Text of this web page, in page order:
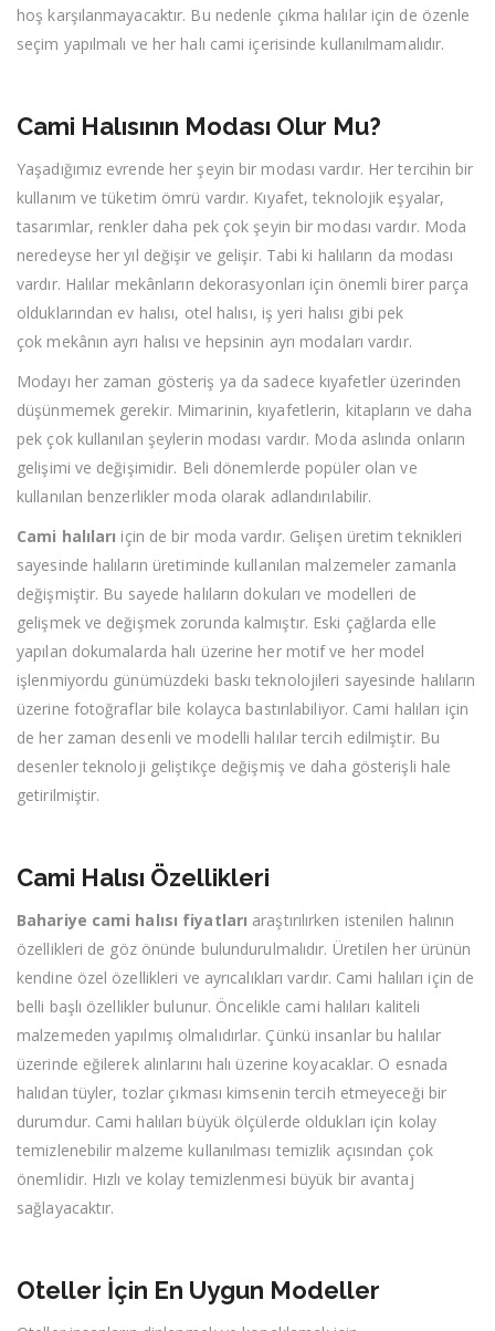
hoş karşılanmayacaktır. Bu nedenle çıkma halılar için de özenle
seçim yapılmalı ve her halı cami içerisinde kullanılmamalıdır.
Cami Halısının Modası Olur Mu?
Yaşadığımız evrende her şeyin bir modası vardır. Her tercihin bir
kullanım ve tüketim ömrü vardır. Kıyafet, teknolojik eşyalar,
tasarımlar, renkler daha pek çok şeyin bir modası vardır. Moda
neredeyse her yıl değişir ve gelişir. Tabi ki halıların da modası
vardır. Halılar mekânların dekorasyonları için önemli birer parça
olduklarından ev halısı, otel halısı, iş yeri halısı gibi pek
çok mekânın ayrı halısı ve hepsinin ayrı modaları vardır.
Modayı her zaman gösteriş ya da sadece kıyafetler üzerinden
düşünmemek gerekir. Mimarinin, kıyafetlerin, kitapların ve daha
pek çok kullanılan şeylerin modası vardır. Moda aslında onların
gelişimi ve değişimidir. Beli dönemlerde popüler olan ve
kullanılan benzerlikler moda olarak adlandırılabilir.
Cami halıları için de bir moda vardır. Gelişen üretim teknikleri
sayesinde halıların üretiminde kullanılan malzemeler zamanla
değişmiştir. Bu sayede halıların dokuları ve modelleri de
gelişmek ve değişmek zorunda kalmıştır. Eski çağlarda elle
yapılan dokumalarda halı üzerine her motif ve her model
işlenmiyordu günümüzdeki baskı teknolojileri sayesinde halıların
üzerine fotoğraflar bile kolayca bastırılabiliyor. Cami halıları için
de her zaman desenli ve modelli halılar tercih edilmiştir. Bu
desenler teknoloji geliştikçe değişmiş ve daha gösterişli hale
getirilmiştir.
Cami Halısı Özellikleri
Bahariye cami halısı fiyatları araştırılırken istenilen halının
özellikleri de göz önünde bulundurulmalıdır. Üretilen her ürünün
kendine özel özellikleri ve ayrıcalıkları vardır. Cami halıları için de
belli başlı özellikler bulunur. Öncelikle cami halıları kaliteli
malzemeden yapılmış olmalıdırlar. Çünkü insanlar bu halılar
üzerinde eğilerek alınlarını halı üzerine koyacaklar. O esnada
halıdan tüyler, tozlar çıkması kimsenin tercih etmeyeceği bir
durumdur. Cami halıları büyük ölçülerde oldukları için kolay
temizlenebilir malzeme kullanılması temizlik açısından çok
önemlidir. Hızlı ve kolay temizlenmesi büyük bir avantaj
sağlayacaktır.
Oteller İçin En Uygun Modeller